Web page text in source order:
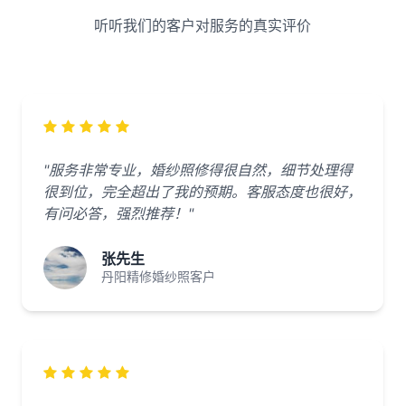
听听我们的客户对服务的真实评价
"服务非常专业，婚纱照修得很自然，细节处理得
很到位，完全超出了我的预期。客服态度也很好，
有问必答，强烈推荐！"
张先生
丹阳精修婚纱照客户